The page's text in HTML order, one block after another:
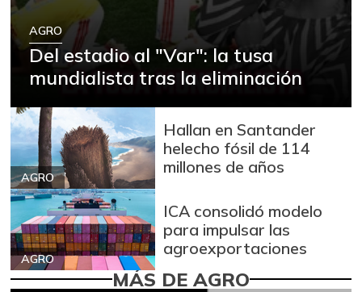
AGRO
Del estadio al "Var": la tusa
mundialista tras la eliminación
AGRO
Hallan en Santander
helecho fósil de 114
millones de años
AGRO
ICA consolidó modelo
para impulsar las
agroexportaciones
MÁS DE AGRO